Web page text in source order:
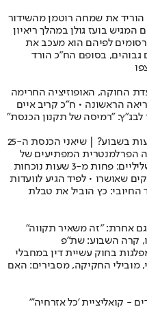
בועז גולן במהלך ריאיון
לפיהם הוא מעכב את
גבוהים, בסופם הח"כ הורד
החוקה, האופוזיציה החרימה
הראשונה • ח"כ קריב איים
לבג"ץ: "רמיסה של תקנון הכנסת"
הפרלמנטרית המפתיעים של
הח"כים • דרעי מככב בשלושה שיאים שליליים: פחות מ-3 שעות נוכחות
שאושרו • לפיד הגיע לוועדות
החיובי: כץ הוביל את טבלת
אחרת: "זה משאיר תקווה"
קרה השבוע: שת"פ
מפלגות בחוק עשיית דין במחבלי
מובילי החקיקה, מסבירים: האם
- קואליציית 'כל אזרחיה'"